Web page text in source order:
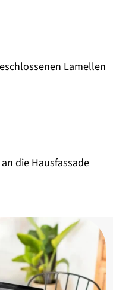
Lamellen
die Hausfassade